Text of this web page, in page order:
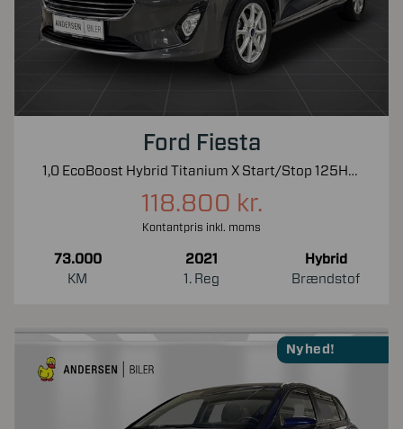
Ford Fiesta
1,0 EcoBoost Hybrid Titanium X Start/Stop 125HK 5d 6g
118.800 kr.
Kontantpris inkl. moms
73.000
KM
2021
1. Reg
Hybrid
Brændstof
Nyhed!